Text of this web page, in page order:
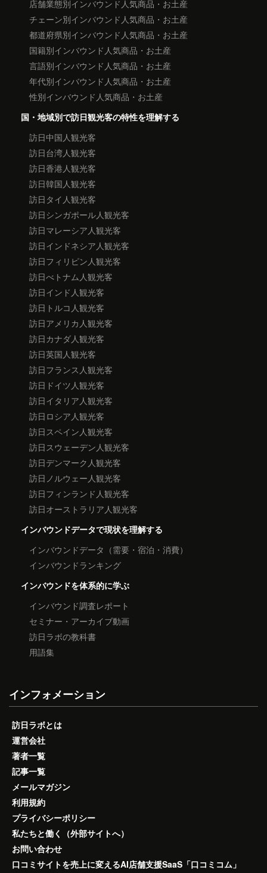
店舗業態別インバウンド人気商品・お土産
チェーン別インバウンド人気商品・お土産
都道府県別インバウンド人気商品・お土産
国籍別インバウンド人気商品・お土産
言語別インバウンド人気商品・お土産
年代別インバウンド人気商品・お土産
性別インバウンド人気商品・お土産
国・地域別で訪日観光客の特性を理解する
訪日中国人観光客
訪日台湾人観光客
訪日香港人観光客
訪日韓国人観光客
訪日タイ人観光客
訪日シンガポール人観光客
訪日マレーシア人観光客
訪日インドネシア人観光客
訪日フィリピン人観光客
訪日べトナム人観光客
訪日インド人観光客
訪日トルコ人観光客
訪日アメリカ人観光客
訪日カナダ人観光客
訪日英国人観光客
訪日フランス人観光客
訪日ドイツ人観光客
訪日イタリア人観光客
訪日ロシア人観光客
訪日スペイン人観光客
訪日スウェーデン人観光客
訪日デンマーク人観光客
訪日ノルウェー人観光客
訪日フィンランド人観光客
訪日オーストラリア人観光客
インバウンドデータで現状を理解する
インバウンドデータ（需要・宿泊・消費）
インバウンドランキング
インバウンドを体系的に学ぶ
インバウンド調査レポート
セミナー・アーカイブ動画
訪日ラボの教科書
用語集
インフォメーション
訪日ラボとは
運営会社
著者一覧
記事一覧
メールマガジン
利用規約
プライバシーポリシー
私たちと働く（外部サイトへ）
お問い合わせ
口コミサイトを売上に変えるAI店舗支援SaaS「口コミコム」